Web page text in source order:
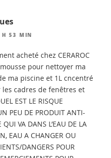
H 53 MIN
acheté chez CERAROC
pour nettoyer ma
ma piscine et 1L cncentré
cadres de fenêtres et
EST LE RISQUE
PEU DE PRODUIT ANTI-
QUI VA DANS L’EAU DE LA
EAU A CHANGER OU
DANGERS POUR